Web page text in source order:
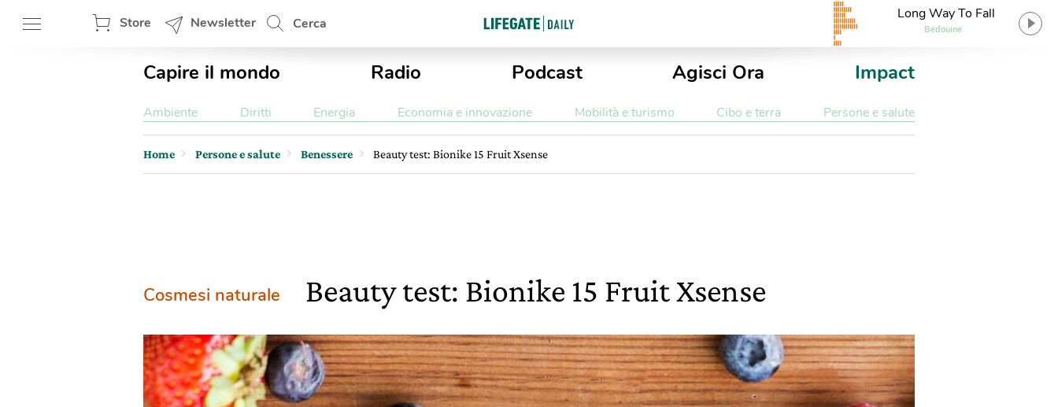
Store Newsletter Cerca
Long Way To Fall
Bedouine
Capire il mondo Radio Podcast Agisci Ora Impact
Ambiente Diritti Energia Economia e innovazione Mobilità e turismo Cibo e terra Persone e salute
Home Persone e salute Benessere Beauty test: Bionike 15 Fruit Xsense
Cosmesi naturale Beauty test: Bionike 15 Fruit Xsense